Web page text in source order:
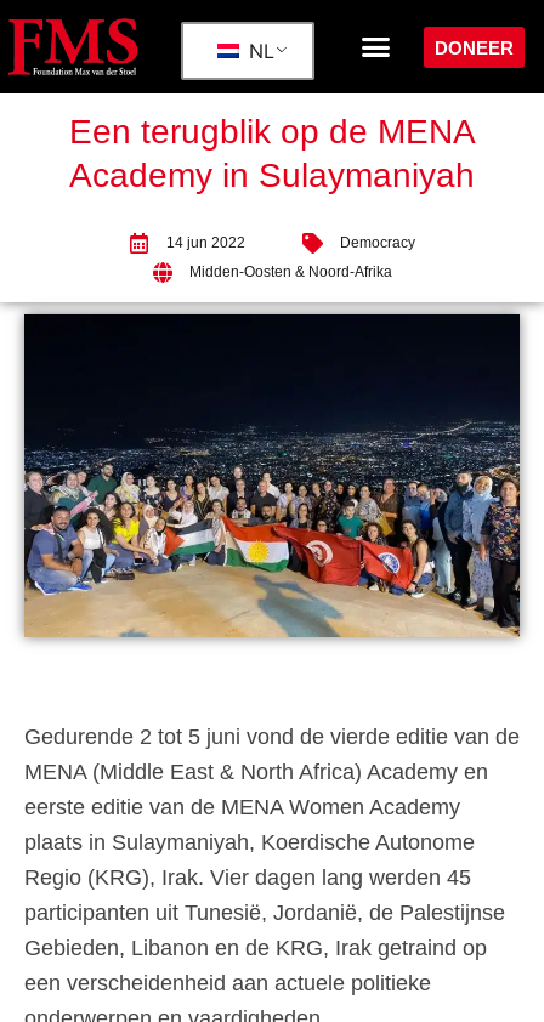
NL DONEER
Een terugblik op de MENA
Academy in Sulaymaniyah
14 jun 2022
Democracy
Midden-Oosten & Noord-Afrika
Gedurende 2 tot 5 juni vond de vierde editie van de
MENA (Middle East & North Africa) Academy en
eerste editie van de MENA Women Academy
plaats in Sulaymaniyah, Koerdische Autonome
Regio (KRG), Irak. Vier dagen lang werden 45
participanten uit Tunesië, Jordanië, de Palestijnse
Gebieden, Libanon en de KRG, Irak getraind op
een verscheidenheid aan actuele politieke